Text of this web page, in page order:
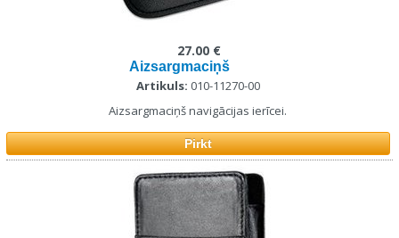
Aizsargmaciņš
Artikuls: 010-11270-00
Aizsargmaciņš navigācijas ierīcei.
27.00 €
Pirkt